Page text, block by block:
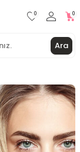
Ara
0 0